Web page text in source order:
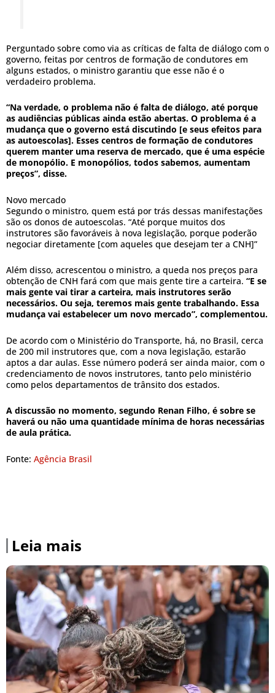
Perguntado sobre como via as críticas de falta de diálogo com o
governo, feitas por centros de formação de condutores em
alguns estados, o ministro garantiu que esse não é o
verdadeiro problema.
“Na verdade, o problema não é falta de diálogo, até porque
as audiências públicas ainda estão abertas. O problema é a
mudança que o governo está discutindo [e seus efeitos para
as autoescolas]. Esses centros de formação de condutores
querem manter uma reserva de mercado, que é uma espécie
de monopólio. E monopólios, todos sabemos, aumentam
preços”, disse.
Novo mercado
Segundo o ministro, quem está por trás dessas manifestações
são os donos de autoescolas. “Até porque muitos dos
instrutores são favoráveis à nova legislação, porque poderão
negociar diretamente [com aqueles que desejam ter a CNH]”
Além disso, acrescentou o ministro, a queda nos preços para
obtenção de CNH fará com que mais gente tire a carteira. “E se
mais gente vai tirar a carteira, mais instrutores serão
necessários. Ou seja, teremos mais gente trabalhando. Essa
mudança vai estabelecer um novo mercado”, complementou.
De acordo com o Ministério do Transporte, há, no Brasil, cerca
de 200 mil instrutores que, com a nova legislação, estarão
aptos a dar aulas. Esse número poderá ser ainda maior, com o
credenciamento de novos instrutores, tanto pelo ministério
como pelos departamentos de trânsito dos estados.
A discussão no momento, segundo Renan Filho, é sobre se
haverá ou não uma quantidade mínima de horas necessárias
de aula prática.
Fonte: Agência Brasil
Leia mais